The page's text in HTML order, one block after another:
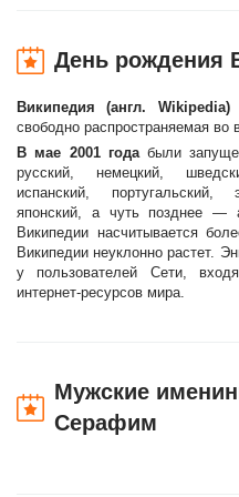
День рождения
Википедия (англ. Wikipedia)
свободно распространяемая во
В мае 2001 годабыли
русский, немецкий,
испанский, португальский,
японский, а чуть позднее —
Википедии насчитывается
Википедии неуклонно растет.
у пользователей Сети,
интернет-ресурсов мира.
Мужские
Серафим